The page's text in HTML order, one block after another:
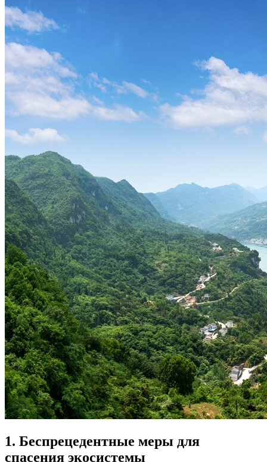
1. Беспрецедентные меры для
спасения экосистемы